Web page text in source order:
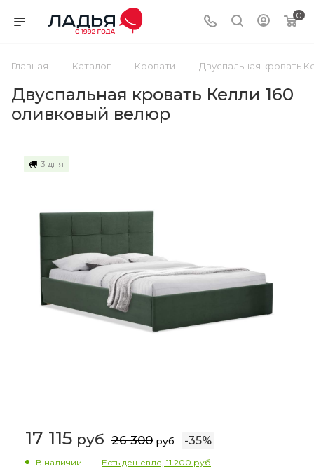
0
Главная — Каталог — Кровати — Двуспальная кровать
Двуспальная кровать Келли 160
оливковый велюр
3 дня
17 115 руб 26 300руб -35%
В наличии Есть дешевле, 11 200 руб